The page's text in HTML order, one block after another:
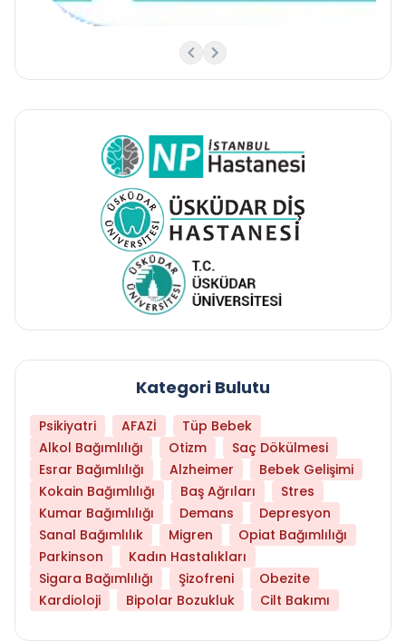
Kategori Bulutu
Psikiyatri AFAZİ
Tüp Bebek
Alkol Bağımlılığı
Otizm
Saç Dökülmesi
Esrar Bağımlılığı
Alzheimer
Bebek Gelişimi
Kokain Bağımlılığı
Baş Ağrıları
Stres
Kumar Bağımlılığı
Demans
Depresyon
Sanal Bağımlılık
Migren
Opiat Bağımlılığı
Parkinson
Kadın Hastalıkları
Sigara Bağımlılığı
Şizofreni
Obezite
Kardioloji
Bipolar Bozukluk Cilt Bakımı